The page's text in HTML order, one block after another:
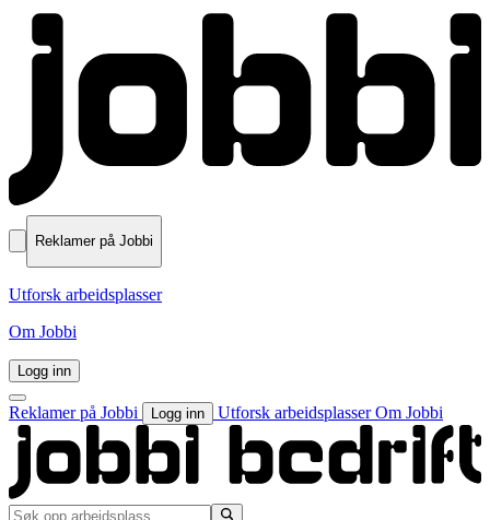
Reklamer på Jobbi
Utforsk arbeidsplasser
Om Jobbi
Logg inn
Reklamer på Jobbi Logg inn Utforsk arbeidsplasserOm Jobbi